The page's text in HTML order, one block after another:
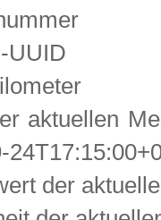
UUID
aktuellen
der